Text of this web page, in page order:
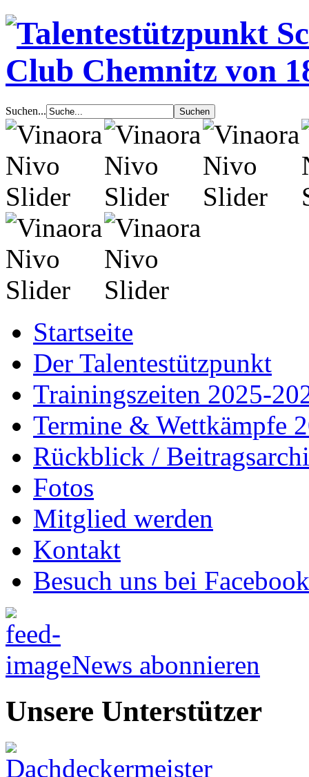
Suchen...
Startseite
Der Talentestützpunkt
Trainingszeiten 2025-
Termine & Wettkämpfe
Rückblick /
Fotos
Mitglied werden
Kontakt
Besuch uns bei Facebook
News abonnieren
Unsere Unterstützer